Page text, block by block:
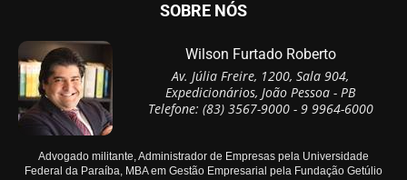
SOBRE NÓS
Wilson Furtado Roberto
Av. Júlia Freire, 1200, Sala 904,
Expedicionários, João Pessoa - PB
Telefone: (83) 3567-9000 - 9 9964-6000
Advogado militante, Administrador de Empresas pela Universidade
Federal da Paraíba, MBA em Gestão Empresarial pela Fundação Getúlio